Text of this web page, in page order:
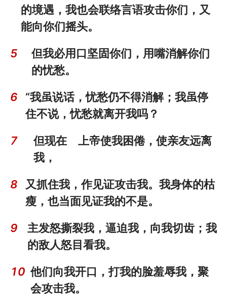
的境遇，我也会联络言语攻击你们，又
能向你们摇头。
5
但我必用口坚固你们，用嘴消解你们
的忧愁。
6
“我虽说话，忧愁仍不得消解；我虽停
住不说，忧愁就离开我吗？
7
但现在 上帝使我困倦，使亲友远离
我，
8
又抓住我，作见证攻击我。我身体的枯
瘦，也当面见证我的不是。
9
主发怒撕裂我，逼迫我，向我切齿；我
的敌人怒目看我。
10 他们向我开口，打我的脸羞辱我，聚
会攻击我。